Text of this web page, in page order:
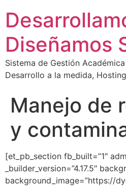
Diseñamos
Sistema de Gestión
Desarrollo a la medida,
Manejo de
y
[et_pb_section fb_built=”1″
_builder_version=”4.17.5″
background_image=”https://